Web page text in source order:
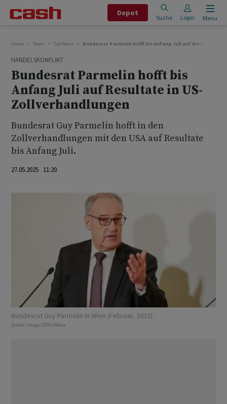
Depot
Suche Login Menu
Home News Top News Bundesrat Parmelin hofft bis Anfang Juli auf Resultate in
HANDELSKONFLIKT
Bundesrat Parmelin hofft bis
Anfang Juli auf Resultate in US-
Zollverhandlungen
Bundesrat Guy Parmelin hofft in den
Zollverhandlungen mit den USA auf Resultate
bis Anfang Juli.
27.05.2025 11:20
Bundesrat Guy Parmelin in Wien (Februar, 2023).
Quelle: imago/SEPA.Media